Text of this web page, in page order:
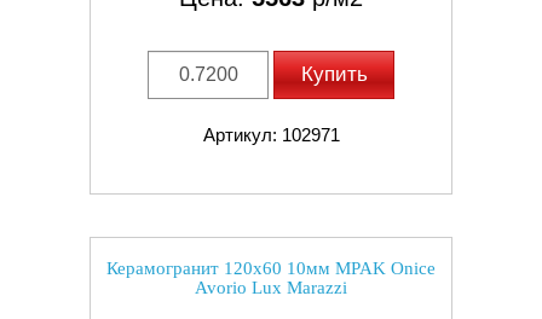
Купить
Артикул: 102971
Керамогранит 120x60 10мм MPAK Onice
Avorio Lux Marazzi